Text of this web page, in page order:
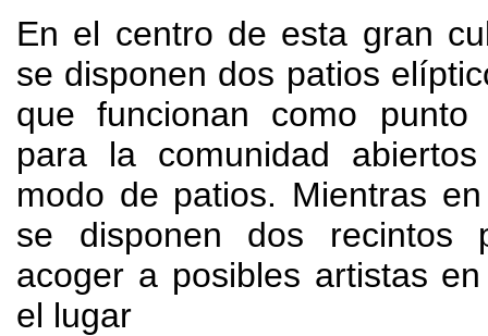
En el centro de esta gran
se disponen dos patios
que funcionan como punto
para la comunidad
modo de patios. Mientras
se disponen dos recintos
acoger a posibles artistas
el lugar